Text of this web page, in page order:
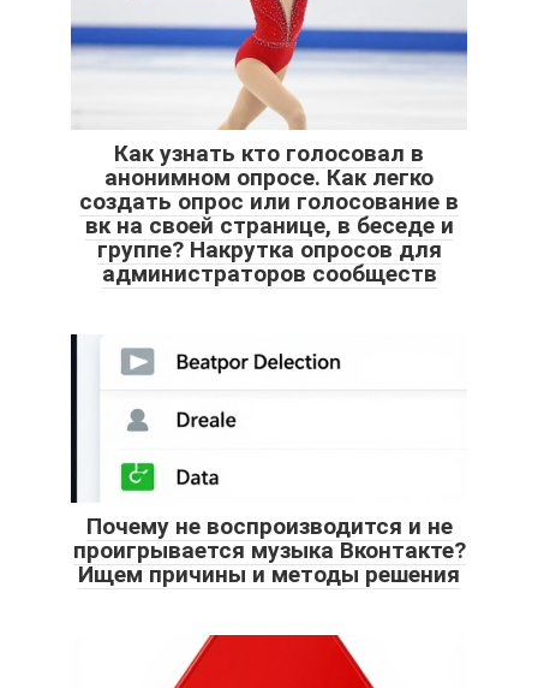
Как узнать кто голосовал в
анонимном опросе. Как легко
создать опрос или голосование в
вк на своей странице, в беседе и
группе? Накрутка опросов для
администраторов сообществ
Почему не воспроизводится и не
проигрывается музыка Вконтакте?
Ищем причины и методы решения